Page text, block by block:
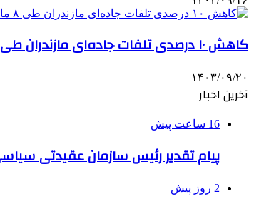
کاهش ۱۰ درصدی تلفات جاده‌ای مازندران طی ۸ ماهه امسال
۱۴۰۳/۰۹/۲۰
آخرین اخبار
16 ساعت پیش
پیام تقدیر رئیس سازمان عقیدتی
2 روز پیش